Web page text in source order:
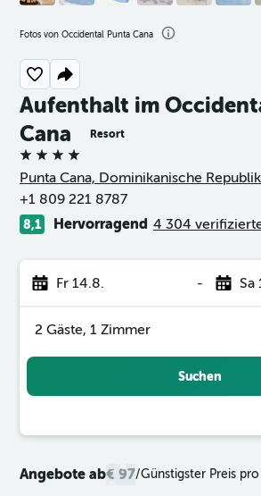
Aufenthalt im
Cana
Resort
4 Sterne
Punta Cana, Dominikanische Republik
+1 809 221 8787
8,1 Hervorragend 4 304
Fr 14.8. - Sa
2 Gäste, 1 Zimmer
Suchen
Angebote ab€ 97/Günstigster Preis
Fotos von Occidental Punta Cana